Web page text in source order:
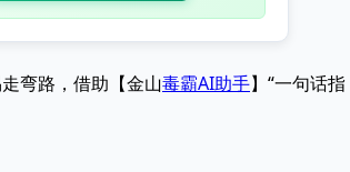
弯路，借助【金山毒霸AI助手】“一句话指